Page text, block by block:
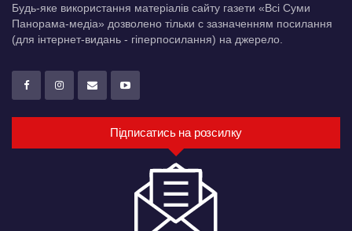
Будь-яке використання матеріалів сайту газети «Всі Суми
Панорама-медіа» дозволено тільки c зазначенням посилання
(для інтернет-видань - гіперпосилання) на джерело.
Підписатись на розсилку